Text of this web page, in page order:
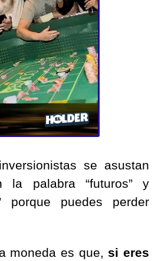
se asustan
la palabra “futuros” y
porque puedes perder
moneda es que, si eres